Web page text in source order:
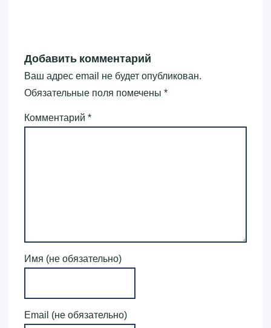
Добавить комментарий
Ваш адрес email не будет опубликован.
Обязательные поля помечены *
Комментарий *
Имя (не обязательно)
Email (не обязательно)